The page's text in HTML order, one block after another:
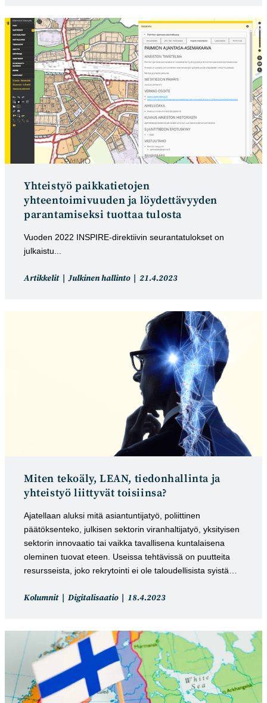
Yhteistyö paikkatietojen
yhteentoimivuuden ja löydettävyyden
parantamiseksi tuottaa tulosta
Vuoden 2022 INSPIRE-direktiivin seurantatulokset on
julkaistu...
Artikkelin
Artikkelit Julkinen hallinto
Artikkeli
21.4.2023
Miten tekoäly, LEAN, tiedonhallinta ja
yhteistyö liittyvät toisiinsa?
Ajatellaan aluksi mitä asiantuntijatyö, poliittinen
päätöksenteko, julkisen sektorin viranhaltijatyö, yksityisen
sektorin innovaatio tai vaikka tavallisena kuntalaisena
oleminen tuovat eteen. Useissa tehtävissä on puutteita
resursseista, joko rekrytointi ei ole taloudellisista syistä…
Artikkelin
Kolumnit Digitalisaatio
Artikkeli
18.4.2023